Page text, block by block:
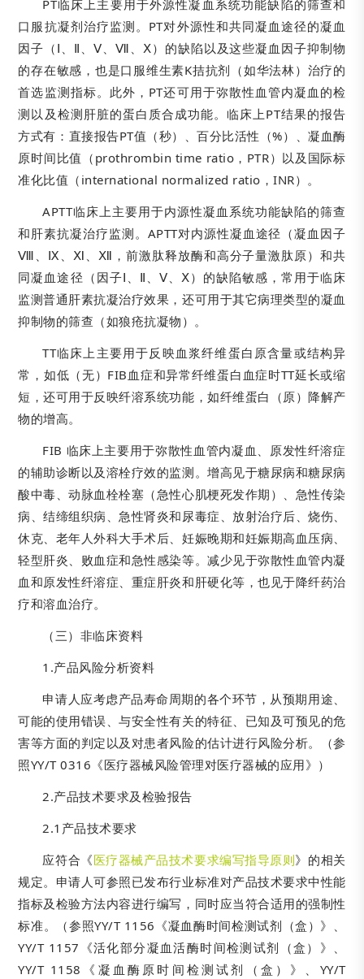
PT临床上主要用于外源性凝血系统功能缺陷的筛查和
口服抗凝剂治疗监测。PT对外源性和共同凝血途径的凝血
因子（Ⅰ、Ⅱ、Ⅴ、Ⅶ、Ⅹ）的缺陷以及这些凝血因子抑制物
的存在敏感，也是口服维生素K拮抗剂（如华法林）治疗的
首选监测指标。此外，PT还可用于弥散性血管内凝血的检
测以及检测肝脏的蛋白质合成功能。临床上PT结果的报告
方式有：直接报告PT值（秒）、百分比活性（%）、凝血酶
原时间比值（prothrombin time ratio，PTR）以及国际标
准化比值（international normalized ratio，INR）。
APTT临床上主要用于内源性凝血系统功能缺陷的筛查
和肝素抗凝治疗监测。APTT对内源性凝血途径（凝血因子
Ⅷ、Ⅸ、Ⅺ、Ⅻ，前激肽释放酶和高分子量激肽原）和共
同凝血途径（因子Ⅰ、Ⅱ、Ⅴ、Ⅹ）的缺陷敏感，常用于临床
监测普通肝素抗凝治疗效果，还可用于其它病理类型的凝血
抑制物的筛查（如狼疮抗凝物）。
TT临床上主要用于反映血浆纤维蛋白原含量或结构异
常，如低（无）FIB血症和异常纤维蛋白血症时TT延长或缩
短，还可用于反映纤溶系统功能，如纤维蛋白（原）降解产
物的增高。
FIB 临床上主要用于弥散性血管内凝血、原发性纤溶症
的辅助诊断以及溶栓疗效的监测。增高见于糖尿病和糖尿病
酸中毒、动脉血栓栓塞（急性心肌梗死发作期）、急性传染
病、结缔组织病、急性肾炎和尿毒症、放射治疗后、烧伤、
休克、老年人外科大手术后、妊娠晚期和妊娠期高血压病、
轻型肝炎、败血症和急性感染等。减少见于弥散性血管内凝
血和原发性纤溶症、重症肝炎和肝硬化等，也见于降纤药治
疗和溶血治疗。
（三）非临床资料
1.产品风险分析资料
申请人应考虑产品寿命周期的各个环节，从预期用途、
可能的使用错误、与安全性有关的特征、已知及可预见的危
害等方面的判定以及对患者风险的估计进行风险分析。（参
照YY/T 0316《医疗器械风险管理对医疗器械的应用》）
2.产品技术要求及检验报告
2.1产品技术要求
应符合《医疗器械产品技术要求编写指导原则》的相关
规定。申请人可参照已发布行业标准对产品技术要求中性能
指标及检验方法内容进行编写，同时应当符合适用的强制性
标准。（参照YY/T 1156《凝血酶时间检测试剂（盒）》、
YY/T 1157《活化部分凝血活酶时间检测试剂（盒）》、
YY/T 1158《凝血酶原时间检测试剂（盒）》、YY/T